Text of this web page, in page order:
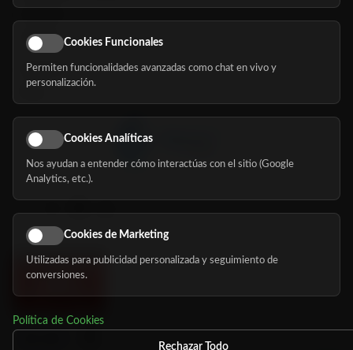
Eventos
Nosotros
Síguenos
Cookies Funcionales
Permiten funcionalidades avanzadas como chat en vivo y
personalización.
Cookies Analíticas
Nos ayudan a entender cómo interactúas con el sitio (Google
Analytics, etc.).
Cookies de Marketing
Utilizadas para publicidad personalizada y seguimiento de
conversiones.
Política de Cookies
Rechazar Todo